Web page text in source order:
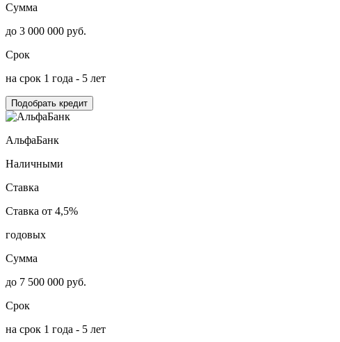
Сумма
до 3 000 000 руб.
Срок
на срок 1 года - 5 лет
Подобрать кредит
АльфаБанк
Наличными
Ставка
Ставка от 4,5%
годовых
Сумма
до 7 500 000 руб.
Срок
на срок 1 года - 5 лет